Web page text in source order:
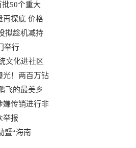
批50个重大
再探底 价格
拟趁机减持
举行
文化进社区
光！两百万钻
飞的最美乡
嫌传销进行非
举报
暨“海南